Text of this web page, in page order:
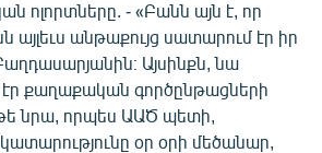
ոլորտները. - «Բանն այն է, որ
այլեւս անթաքույց սատարում էր իր
Այսինքն, նա
քաղաքական գործընթացների
նրա, որպես ԱԱԾ պետի,
օր օրի մեծանար,